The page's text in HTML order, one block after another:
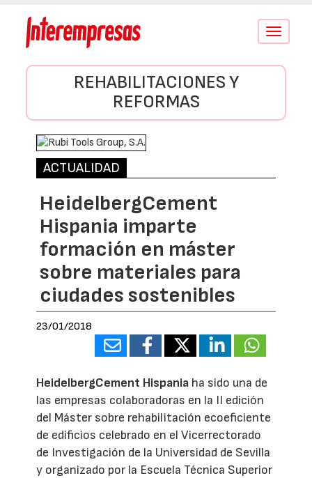
Conmutar
REHABILITACIONES Y
REFORMAS
ACTUALIDAD
HeidelbergCement
Hispania imparte
formación en máster
sobre materiales para
ciudades sostenibles
23/01/2018
HeidelbergCement Hispania ha sido una de
las empresas colaboradoras en la II edición
del Máster sobre rehabilitación ecoeficiente
de edificios celebrado en el Vicerrectorado
de Investigación de la Universidad de Sevilla
y organizado por la Escuela Técnica Superior